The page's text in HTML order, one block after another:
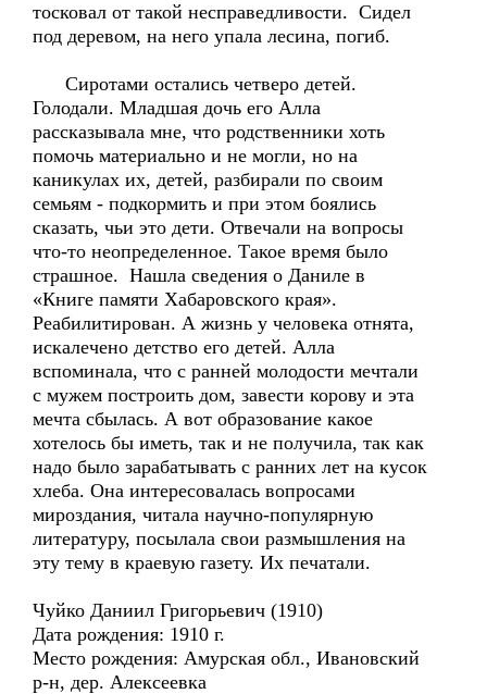
тосковал от такой несправедливости. Сидел
под деревом, на него упала лесина, погиб.
Сиротами остались четверо детей.
Голодали. Младшая дочь его Алла
рассказывала мне, что родственники хоть
помочь материально и не могли, но на
каникулах их, детей, разбирали по своим
семьям - подкормить и при этом боялись
сказать, чьи это дети. Отвечали на вопросы
что-то неопределенное. Такое время было
страшное. Нашла сведения о Даниле в
«Книге памяти Хабаровского края».
Реабилитирован. А жизнь у человека отнята,
искалечено детство его детей. Алла
вспоминала, что с ранней молодости мечтали
с мужем построить дом, завести корову и эта
мечта сбылась. А вот образование какое
хотелось бы иметь, так и не получила, так как
надо было зарабатывать с ранних лет на кусок
хлеба. Она интересовалась вопросами
мироздания, читала научно-популярную
литературу, посылала свои размышления на
эту тему в краевую газету. Их печатали.
Чуйко Даниил Григорьевич (1910)
Дата рождения: 1910 г.
Место рождения: Амурская обл., Ивановский
р-н, дер. Алексеевка